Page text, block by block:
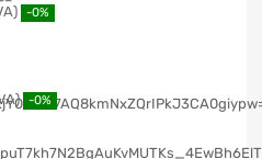
-0%
-0%